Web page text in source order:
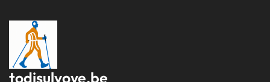
au
contenu
todisulvoye.be